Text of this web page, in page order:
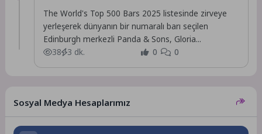
The World's Top 500 Bars 2025 listesinde zirveye
yerleşerek dünyanın bir numaralı barı seçilen
Edinburgh merkezli Panda & Sons, Gloria...
38
3 dk. 0 0
Sosyal Medya Hesaplarımız